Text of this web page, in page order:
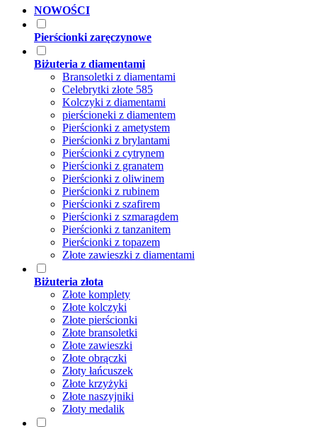
NOWOŚCI
Pierścionki zaręczynowe
Biżuteria z diamentami
Bransoletki z diamentami
Celebrytki złote 585
Kolczyki z diamentami
pierścioneki z diamentem
Pierścionki z ametystem
Pierścionki z brylantami
Pierścionki z cytrynem
Pierścionki z granatem
Pierścionki z oliwinem
Pierścionki z rubinem
Pierścionki z szafirem
Pierścionki z szmaragdem
Pierścionki z tanzanitem
Pierścionki z topazem
Złote zawieszki z diamentami
Biżuteria złota
Złote komplety
Złote kolczyki
Złote pierścionki
Złote bransoletki
Złote zawieszki
Złote obrączki
Złoty łańcuszek
Złote krzyżyki
Złote naszyjniki
Złoty medalik